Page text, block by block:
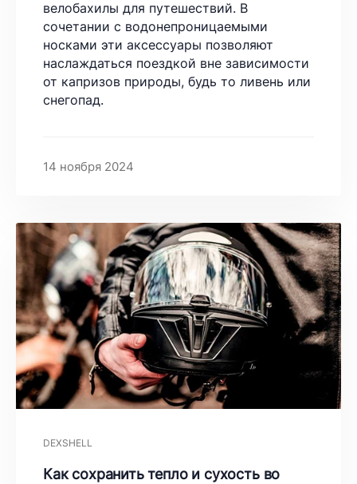
велобахилы для путешествий. В
сочетании с водонепроницаемыми
носками эти аксессуары позволяют
наслаждаться поездкой вне зависимости
от капризов природы, будь то ливень или
снегопад.
14 ноября 2024
DEXSHELL
Как сохранить тепло и сухость во